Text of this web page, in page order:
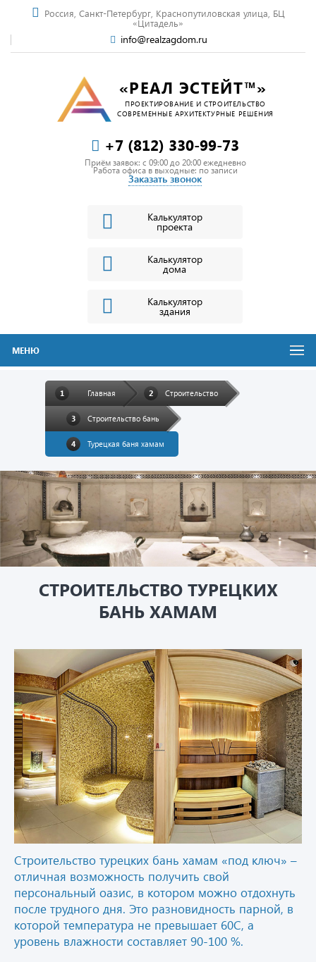
Россия, Санкт-Петербург, Краснопутиловская улица, БЦ
«Цитадель»
info@realzagdom.ru
«РЕАЛ ЭСТЕЙТ™»
ПРОЕКТИРОВАНИЕ И СТРОИТЕЛЬСТВО
СОВРЕМЕННЫЕ АРХИТЕКТУРНЫЕ РЕШЕНИЯ
+7 (812) 330-99-73
Приём заявок: c 09:00 до 20:00 ежедневно
Работа офиса в выходные: по записи
Заказать звонок
Калькулятор
проекта
Калькулятор
дома
Калькулятор
здания
МЕНЮ
Главная Строительство
Строительство бань
Турецкая баня хамам
СТРОИТЕЛЬСТВО ТУРЕЦКИХ
БАНЬ ХАМАМ
Строительство турецких бань хамам «под ключ» –
отличная возможность получить свой
персональный оазис, в котором можно отдохнуть
после трудного дня. Это разновидность парной, в
которой температура не превышает 60C, а
уровень влажности составляет 90-100 %.